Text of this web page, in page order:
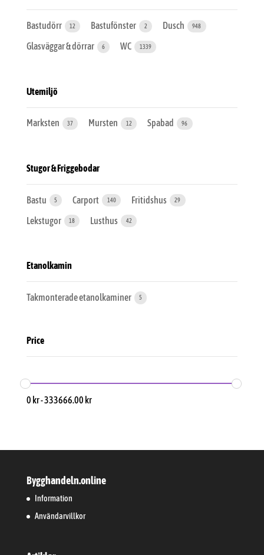
Bastudörr 12 Bastufönster 2 Dusch 948
Glasväggar & dörrar 6 WC 1339
Utemiljö
Marksten 37 Mursten 12 Spabad 96
Stugor & Friggebodar
Bastu 5 Carport 140 Fritidshus 29
Lekstugor 18 Lusthus 42
Etanolkamin
Takmonterade etanolkaminer 5
Price
0 kr-333666.00 kr
Bygghandeln.online
Information
Användarvillkor